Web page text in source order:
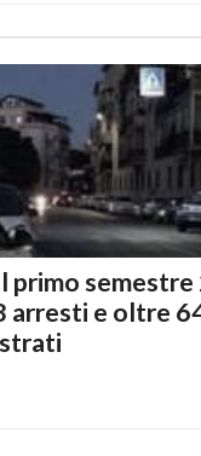
primo semestre
arresti e oltre